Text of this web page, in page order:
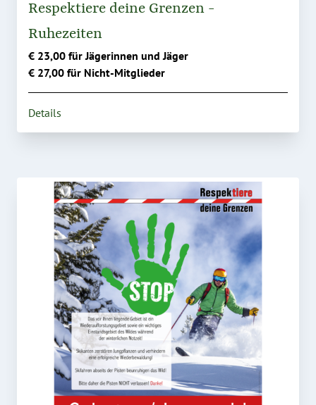
Respektiere deine Grenzen -
Ruhezeiten
€ 23,00 für Jägerinnen und Jäger
€ 27,00 für Nicht-Mitglieder
Details